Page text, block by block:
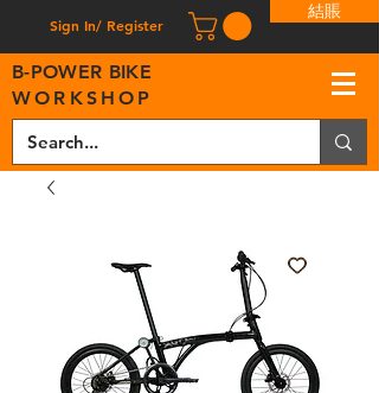
Sign In/ Register
結賬
B-POWER BIKE
WORKSHOP